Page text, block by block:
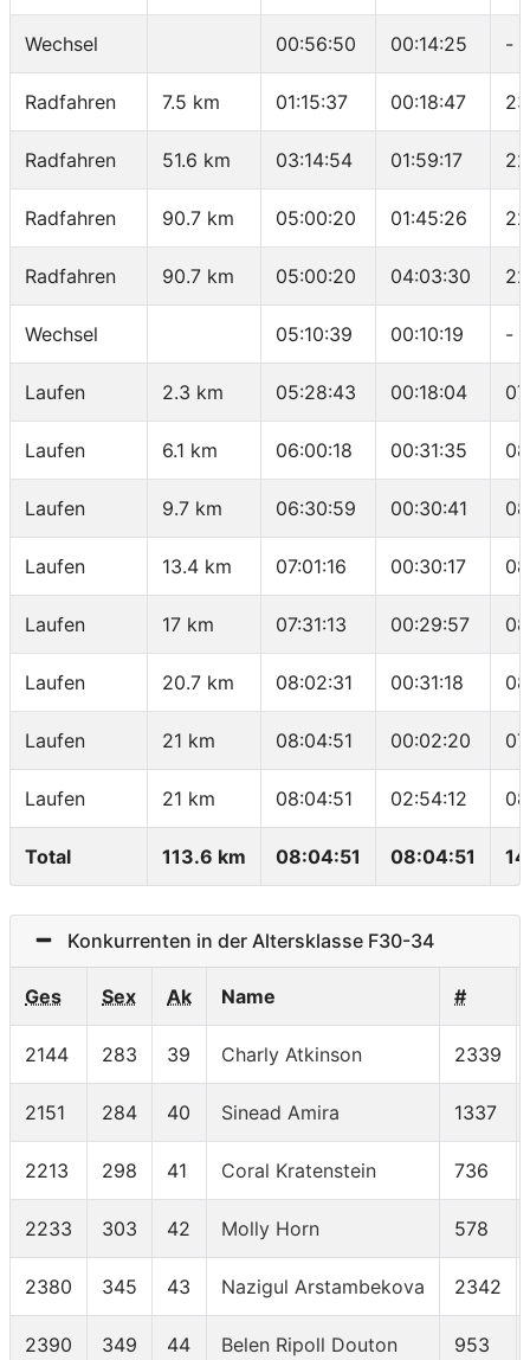
Wechsel 00:56:50 00:14:25 -
Radfahren 7.5 km 01:15:37 00:18:47
Radfahren 51.6 km 03:14:54 01:59:17
Radfahren 90.7 km 05:00:20 01:45:26
Radfahren 90.7 km 05:00:20 04:03:30
Wechsel 05:10:39 00:10:19 -
Laufen 2.3 km 05:28:43 00:18:04
Laufen 6.1 km 06:00:18 00:31:35
Laufen 9.7 km 06:30:59 00:30:41
Laufen 13.4 km 07:01:16 00:30:17
Laufen 17 km 07:31:13 00:29:57
Laufen 20.7 km 08:02:31 00:31:18
Laufen 21 km 08:04:51 00:02:20
Laufen 21 km 08:04:51 02:54:12
Total 113.6 km 08:04:51 08:04:51
Konkurrenten in der Altersklasse F30-34
Ges Sex Ak Name #
2144 283 39 Charly Atkinson 2339
2151 284 40 Sinead Amira 1337
2213 298 41 Coral Kratenstein 736
2233 303 42 Molly Horn 578
2380 345 43 Nazigul Arstambekova 2342
2390 349 44 Belen Ripoll Douton 953